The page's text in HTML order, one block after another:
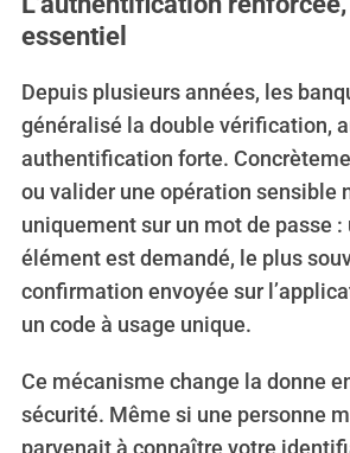
essentiel
Depuis plusieurs années, les
généralisé la double vérification,
authentification forte.
ou valider une opération sensible
uniquement sur un mot de passe :
élément est demandé, le plus
confirmation envoyée sur
un code à usage unique.
Ce mécanisme change la donne
sécurité. Même si une personne
parvenait à connaître votre